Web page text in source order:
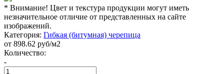
* Внимание! Цвет и текстура продукции могут иметь
незначительное отличие от представленных на сайте
изображений.
Категория: Гибкая (битумная) черепица
от 898.62 руб/м2
Количество:
-